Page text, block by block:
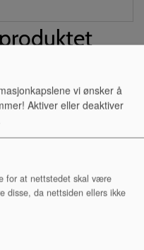
vi ønsker å
Aktiver eller deaktiver
for at nettstedet skal være
disse, da nettsiden ellers ikke